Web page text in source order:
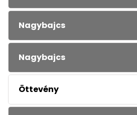
Nagybajcs
Nagybajcs
Öttevény